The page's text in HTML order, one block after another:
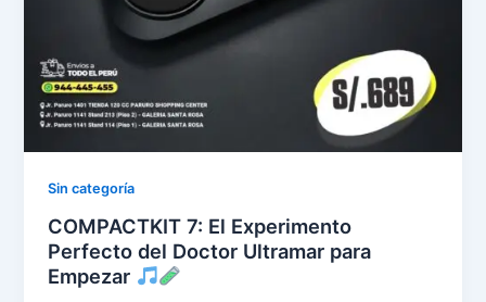
Sin categoría
COMPACTKIT 7: El Experimento
Perfecto del Doctor Ultramar para
Empezar